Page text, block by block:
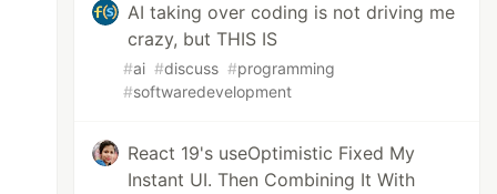
AI taking over coding is not driving me
crazy, but THIS IS
#ai #discuss #programming
#softwaredevelopment
React 19's useOptimistic Fixed My
Instant UI. Then Combining It With